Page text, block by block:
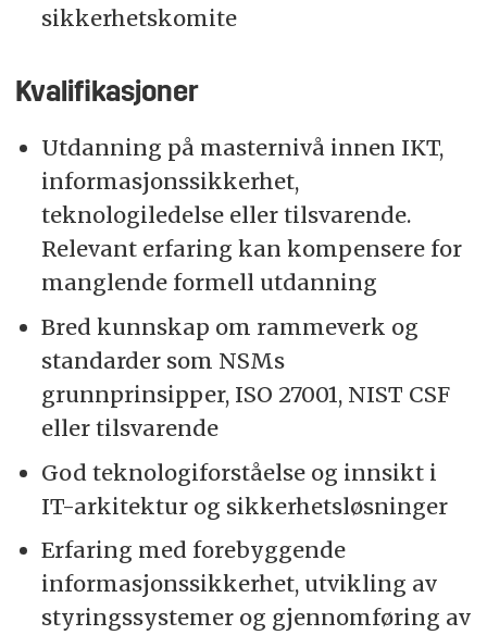
sikkerhetskomite
Kvalifikasjoner
Utdanning på masternivå innen IKT,
informasjonssikkerhet,
teknologiledelse eller tilsvarende.
Relevant erfaring kan kompensere for
manglende formell utdanning
Bred kunnskap om rammeverk og
standarder som NSMs
grunnprinsipper, ISO 27001, NIST CSF
eller tilsvarende
God teknologiforståelse og innsikt i
IT-arkitektur og sikkerhetsløsninger
Erfaring med forebyggende
informasjonssikkerhet, utvikling av
styringssystemer og gjennomføring av